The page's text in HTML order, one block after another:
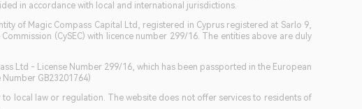
in accordance with local and international jurisdictions.
of Magic Compass Capital Ltd, registered in Cyprus registered at Sarlo 9,
(CySEC) with licence number 299/16. The entities above are duly
Ltd - License Number 299/16, which has been passported in the European
GB23201764)
local law or regulation. The website does not offer services to residents of